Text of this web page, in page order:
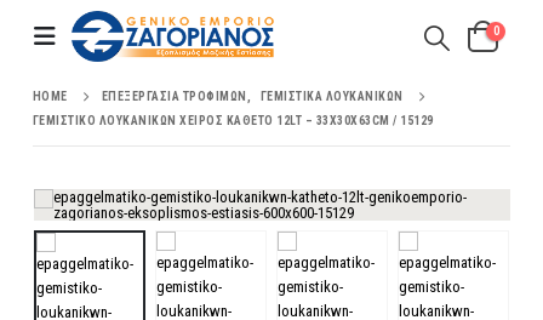
0
HOME ΕΠΕΞΕΡΓΑΣΊΑ ΤΡΟΦΊΜΩΝ
ΓΕΜΙΣΤΙΚΆ ΛΟΥΚΆΝΙΚΩΝ
ΓΕΜΙΣΤΙΚΟ ΛΟΥΚΆΝΙΚΩΝ ΧΕΙΡΌΣ ΚΆΘΕΤΟ 12LT – 33X30X63CM / 15129